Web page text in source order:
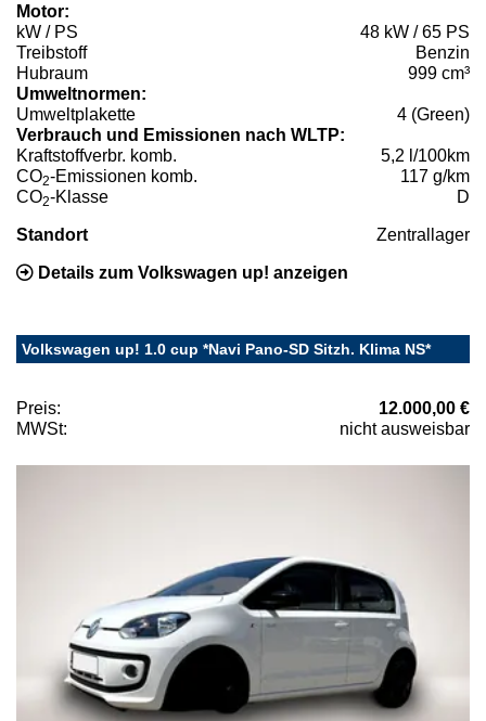
Motor:
kW / PS
48 kW / 65 PS
Treibstoff
Benzin
Hubraum
999 cm³
Umweltnormen:
Umweltplakette
4 (Green)
Verbrauch und Emissionen nach WLTP:
Kraftstoffverbr. komb.
5,2 l/100km
CO2-Emissionen komb.
117 g/km
CO2-Klasse D
Standort Zentrallager
Details zum Volkswagen up! anzeigen
Volkswagen up! 1.0 cup *Navi Pano-SD Sitzh. Klima NS*
Preis:
12.000,00 €
MWSt:
nicht ausweisbar